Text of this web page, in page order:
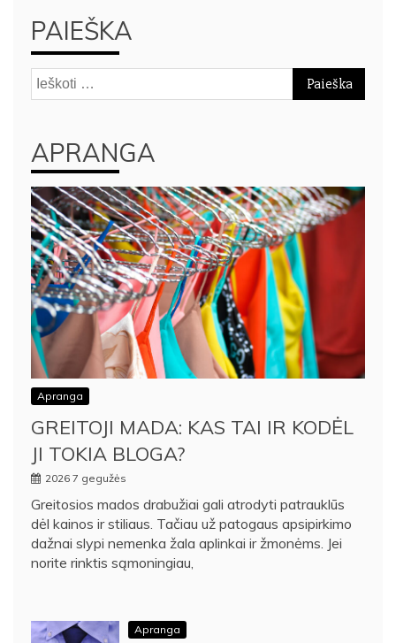
PAIEŠKA
Ieškoti:
APRANGA
Apranga
GREITOJI MADA: KAS TAI IR KODĖL
JI TOKIA BLOGA?
2026 7 gegužės
Greitosios mados drabužiai gali atrodyti patrauklūs
dėl kainos ir stiliaus. Tačiau už patogaus apsipirkimo
dažnai slypi nemenka žala aplinkai ir žmonėms. Jei
norite rinktis sąmoningiau,
Apranga